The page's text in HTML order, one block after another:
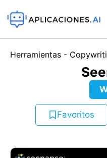
Herramientas -
Favoritos